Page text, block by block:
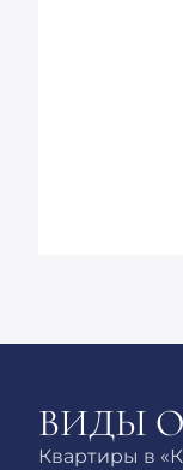
ВИДЫ
Квартиры в